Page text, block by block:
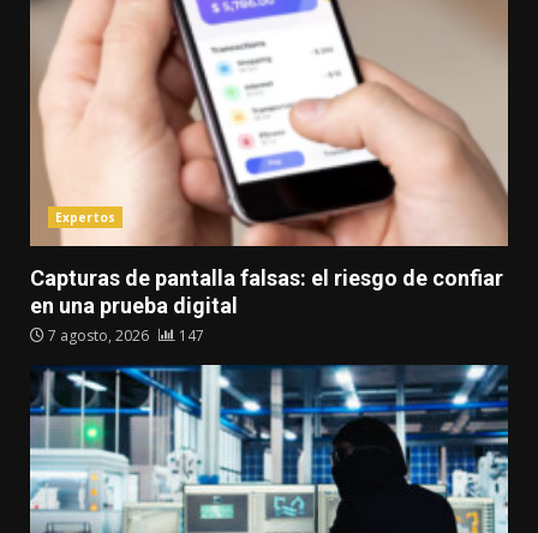
Expertos
Capturas de pantalla falsas: el riesgo de confiar
en una prueba digital
7 agosto, 2026 147